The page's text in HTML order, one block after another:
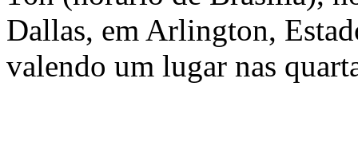
Dallas, em Arlington,
valendo um lugar nas